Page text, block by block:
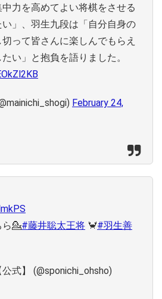
力を高めてよい将棋をさせる
」、羽生九段は「自分自身の
って皆さんに楽しんでもらえ
い」と抱負を語りました。
February 24,
ら💁#藤井聡太王将 🦀#羽生善
式】 (@sponichi_ohsho)